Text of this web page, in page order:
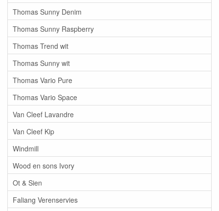
Thomas Sunny Denim
Thomas Sunny Raspberry
Thomas Trend wit
Thomas Sunny wit
Thomas Vario Pure
Thomas Vario Space
Van Cleef Lavandre
Van Cleef Kip
Windmill
Wood en sons Ivory
Ot & Sien
Faliang Verenservies